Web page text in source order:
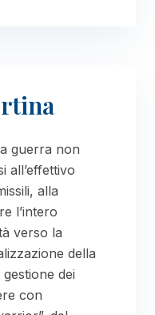
guerra non
all’effettivo
alla
l’intero
verso la
della
dei
con